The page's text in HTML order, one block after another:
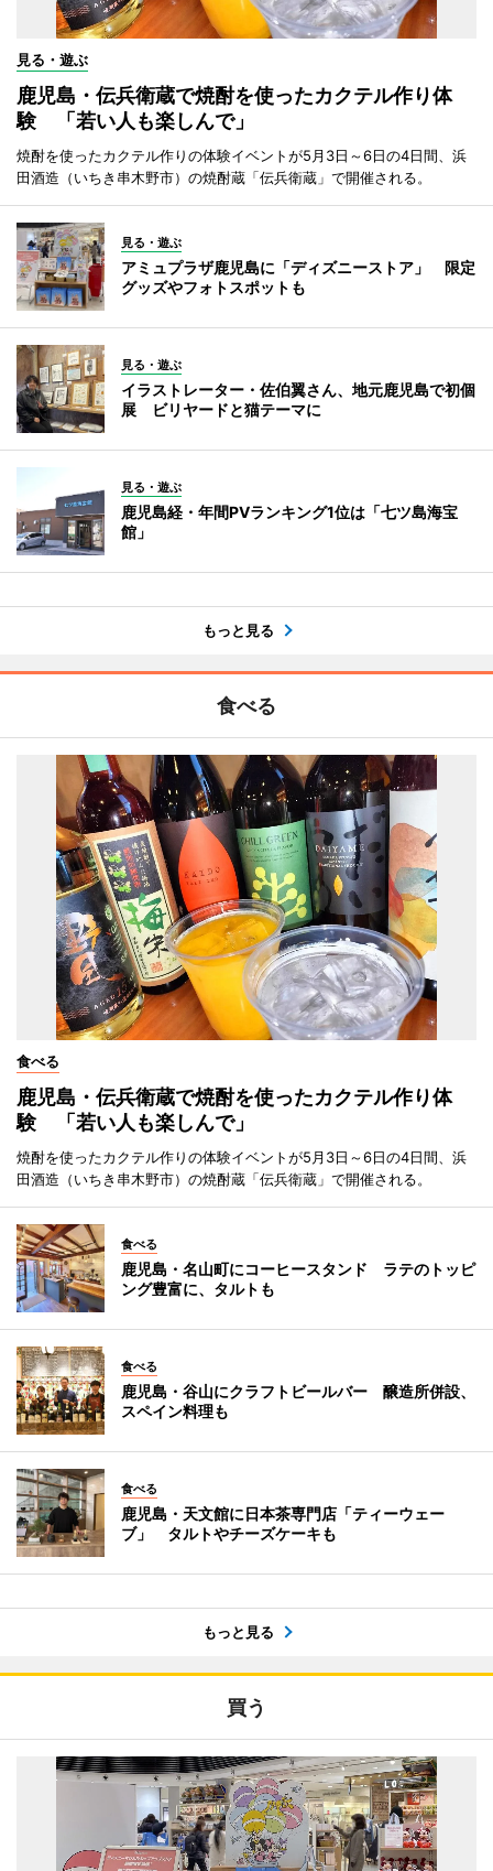
見る・遊ぶ
鹿児島・伝兵衛蔵で焼酎を使ったカクテル作り体
験 「若い人も楽しんで」
焼酎を使ったカクテル作りの体験イベントが5月3日～6日の4日間、浜
田酒造（いちき串木野市）の焼酎蔵「伝兵衛蔵」で開催される。
見る・遊ぶ
アミュプラザ鹿児島に「ディズニーストア」 限定
グッズやフォトスポットも
見る・遊ぶ
イラストレーター・佐伯翼さん、地元鹿児島で初個
展 ビリヤードと猫テーマに
見る・遊ぶ
鹿児島経・年間PVランキング1位は「七ツ島海宝
館」
もっと見る
食べる
食べる
鹿児島・伝兵衛蔵で焼酎を使ったカクテル作り体
験 「若い人も楽しんで」
焼酎を使ったカクテル作りの体験イベントが5月3日～6日の4日間、浜
田酒造（いちき串木野市）の焼酎蔵「伝兵衛蔵」で開催される。
食べる
鹿児島・名山町にコーヒースタンド ラテのトッピ
ング豊富に、タルトも
食べる
鹿児島・谷山にクラフトビールバー 醸造所併設、
スペイン料理も
食べる
鹿児島・天文館に日本茶専門店「ティーウェー
ブ」 タルトやチーズケーキも
もっと見る
買う